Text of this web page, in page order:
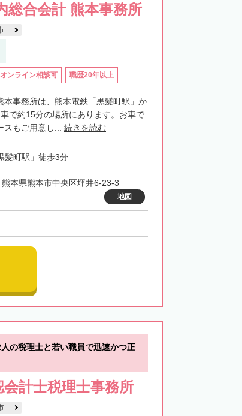
総合会計 熊本事務所
オンライン相談可 職歴20年以上
本事務所は、熊本電鉄「黒髪町駅」か
で約15分の場所にあります。お車で
スもご用意し... 続きを読む
髪町駅」徒歩3分
本県熊本市中央区坪井6-23-3
地図
人の税理士と若い職員で迅速かつ正
計士税理士事務所